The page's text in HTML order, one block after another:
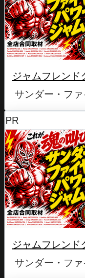
ジャムフレンド
サンダー・フ
PR
ジャムフレンド
サンダー・フ